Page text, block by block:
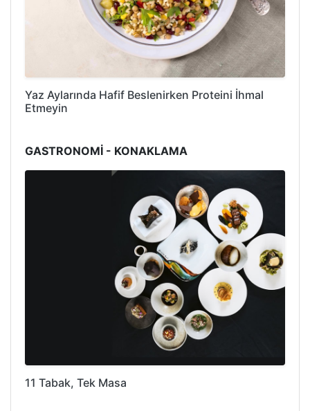
Yaz Aylarında Hafif Beslenirken Proteini İhmal
Etmeyin
GASTRONOMİ - KONAKLAMA
11 Tabak, Tek Masa